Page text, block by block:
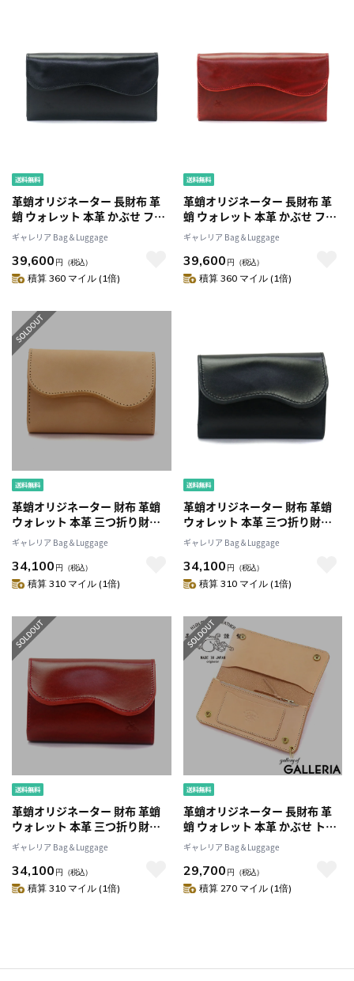
革蛸オリジネーター 長財布 革
蛸 ウォレット 本革 かぶせ フラ
ップロングウォレット TYPE-X
革蛸謹製 メンズ レディース日
本製 カワタコ BGS-005 HOH-
005
ギャレリア Bag＆Luggage
39,600 円 （税込）
積算 360 マイル (1倍)
革蛸オリジネーター 長財布 革
蛸 ウォレット 本革 かぶせ フラ
ップロングウォレット TYPE-X
革蛸謹製 メンズ レディース日
本製 カワタコ BGS-005 HOH-
005
ギャレリア Bag＆Luggage
39,600 円 （税込）
積算 360 マイル (1倍)
革蛸オリジネーター 財布 革蛸
ウォレット 本革 三つ折り財布
フラップミドルウォレット
TYPE-W コンパクト 革蛸謹製
メンズレディース 日本製 カワ
タコ BGS-006 HOH-006
ギャレリア Bag＆Luggage
34,100 円 （税込）
積算 310 マイル (1倍)
革蛸オリジネーター 財布 革蛸
ウォレット 本革 三つ折り財布
フラップミドルウォレット
TYPE-W コンパクト 革蛸謹製
メンズレディース 日本製 カワ
タコ BGS-006 HOH-006
ギャレリア Bag＆Luggage
34,100 円 （税込）
積算 310 マイル (1倍)
革蛸オリジネーター 財布 革蛸
ウォレット 本革 三つ折り財布
フラップミドルウォレット
TYPE-W コンパクト 革蛸謹製
メンズレディース 日本製 カワ
タコ BGS-006 HOH-006
ギャレリア Bag＆Luggage
34,100 円 （税込）
積算 310 マイル (1倍)
革蛸オリジネーター 長財布 革
蛸 ウォレット 本革 かぶせ トラ
ッカーワレット 革蛸謹製 メン
ズ レディース 日本製 カワタコ
HOH-007
ギャレリア Bag＆Luggage
29,700 円 （税込）
積算 270 マイル (1倍)